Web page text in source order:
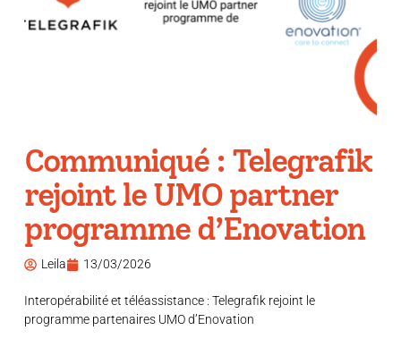
Communiqué : Telegrafik
rejoint le UMO partner
programme d’Enovation
Leila 13/03/2026
Interopérabilité et téléassistance : Telegrafik rejoint le
programme partenaires UMO d’Enovation